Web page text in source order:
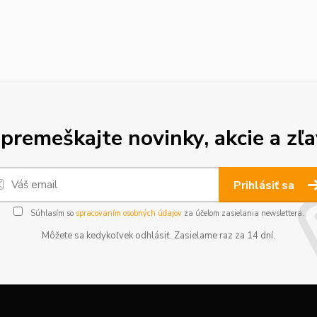
novinky, akcie a
Prihlásiť sa
Súhlasím so spracovaním osobných údajovza účelom zasielania newslettera.
Môžete sa kedykoľvek odhlásiť. Zasielame raz za 14 dní.